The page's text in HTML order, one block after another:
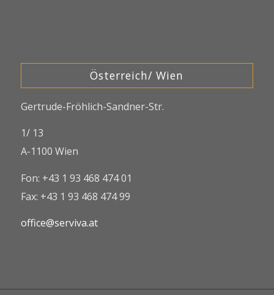
Österreich/ Wien
Gertrude-Fröhlich-Sandner-Str.
1/ 13
A-1100 Wien
Fon: +43 1 93 468 474 01
Fax: +43 1 93 468 474 99
office@serviva.at